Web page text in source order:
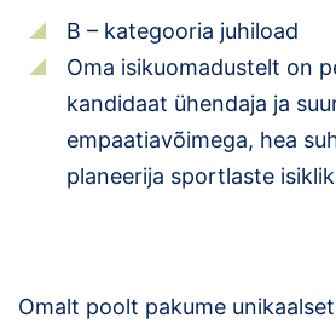
B – kategooria juhiload
Oma isikuomadustelt on
kandidaat ühendaja ja
empaatiavõimega, hea
planeerija sportlaste
Omalt poolt pakume